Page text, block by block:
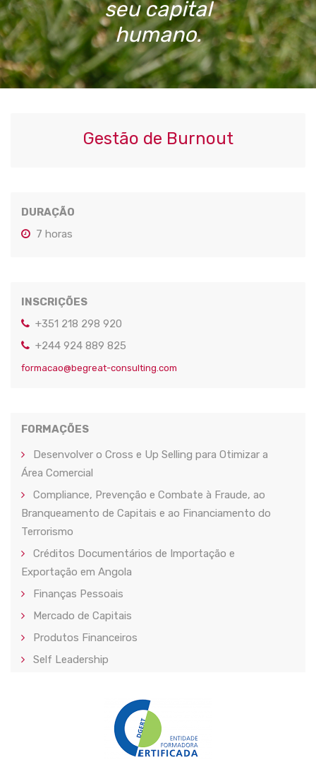
seu capital
humano.
Gestão de Burnout
DURAÇÃO
7 horas
INSCRIÇÕES
+351 218 298 920
+244 924 889 825
formacao@begreat-consulting.com
FORMAÇÕES
Desenvolver o Cross e Up Selling para Otimizar a
Área Comercial
Compliance, Prevenção e Combate à Fraude, ao
Branqueamento de Capitais e ao Financiamento do
Terrorismo
Créditos Documentários de Importação e
Exportação em Angola
Finanças Pessoais
Mercado de Capitais
Produtos Financeiros
Self Leadership